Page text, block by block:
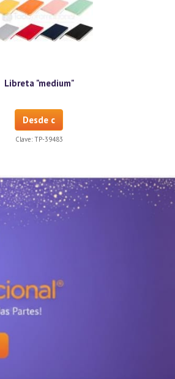
Libreta "medium"
Desde c
Clave: TP-39483